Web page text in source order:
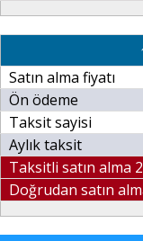
Satın alma fiyatı
Ön ödeme
Taksit sayisi
Aylık taksit
Taksitli satın alma
Doğrudan satın